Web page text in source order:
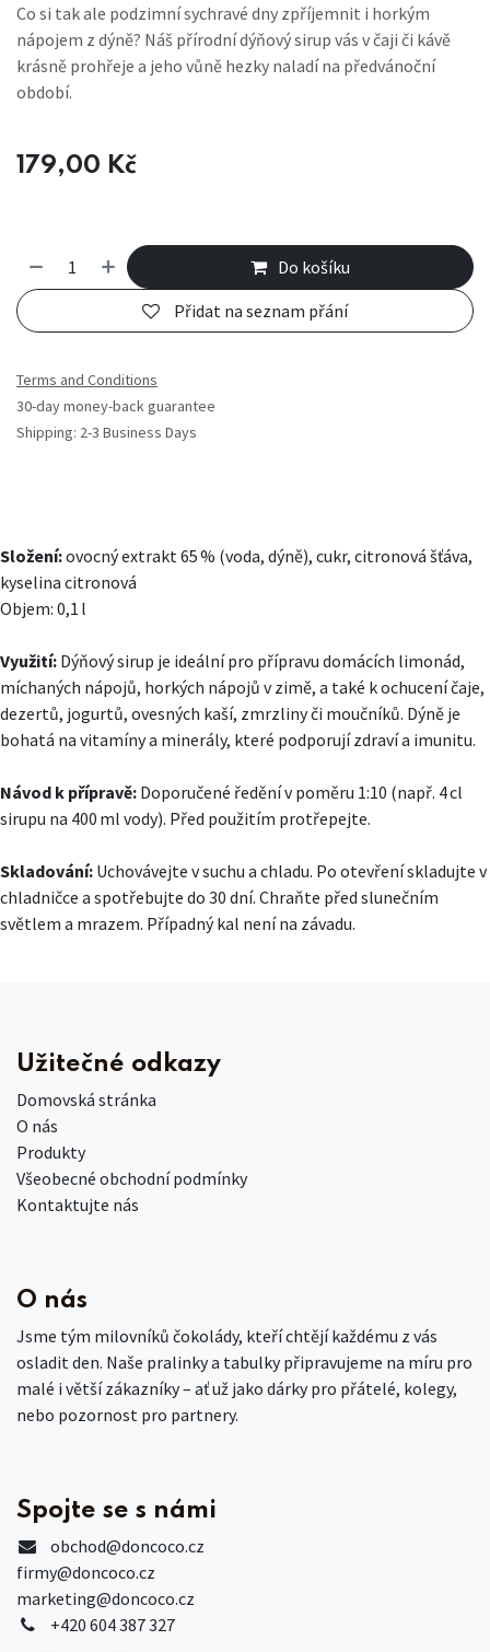
Co si tak ale podzimní sychravé dny zpříjemnit i horkým
nápojem z dýně? Náš přírodní dýňový sirup vás v čaji či kávě
krásně prohřeje a jeho vůně hezky naladí na předvánoční
období.
179,00 Kč
Do košíku
Přidat na seznam přání
Terms and Conditions
30-day money-back guarantee
Shipping: 2-3 Business Days
Složení:ovocný extrakt 65 % (voda, dýně), cukr, citronová šťáva,
kyselina citronová
Objem: 0,1 l
Využití: Dýňový sirup je ideální pro přípravu domácích limonád,
míchaných nápojů, horkých nápojů v zimě, a také k ochucení čaje,
dezertů, jogurtů, ovesných kaší, zmrzliny či moučníků. Dýně je
bohatá na vitamíny a minerály, které podporují zdraví a imunitu.
Návod k přípravě: Doporučené ředění v poměru 1:10 (např. 4 cl
sirupu na 400 ml vody). Před použitím protřepejte.
Skladování: Uchovávejte v suchu a chladu. Po otevření skladujte v
chladničce a spotřebujte do 30 dní. Chraňte před slunečním
světlem a mrazem. Případný kal není na závadu.
Užitečné odkazy
Domovská stránka
O nás
Produkty
Všeobecné obchodní podmínky
Kontaktujte nás
O nás
Jsme tým milovníků čokolády, kteří chtějí každému z vás
osladit den. Naše pralinky a tabulky připravujeme na míru pro
malé i větší zákazníky – ať už jako dárky pro přátelé, kolegy,
nebo pozornost pro partnery.
Spojte se s námi
obchod@doncoco.cz
firmy@doncoco.cz
marketing@doncoco.cz
+420 604 387 327